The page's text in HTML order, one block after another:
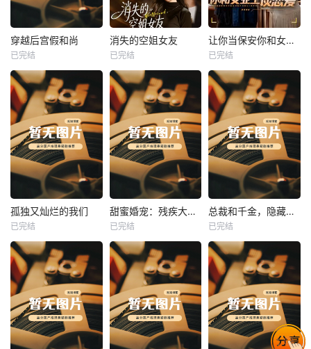
热播
未知
穿越后宫假和尚
已完结
热播
未知
消失的空姐女友
已完结
热播
未知
让你当保安你和女业主谈恋爱
已完结
热播
未知
孤独又灿烂的我们
已完结
热播
未知
甜蜜婚宠：残疾大佬夜夜撩
已完结
热播
未知
总裁和千金，隐藏身份闪婚了
已完结